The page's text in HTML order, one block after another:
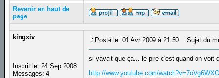
Revenir en haut de
page
kingxiv
Inscrit le: 24 Sep 2008
Messages: 4
Posté le: 01 Avr 2009 à 21:50 Sujet du
si yavait que ça... le pire c'est quand on voit
http://www.youtube.com/